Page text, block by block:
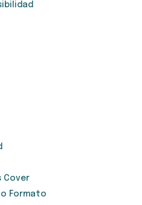
Cover
Formato